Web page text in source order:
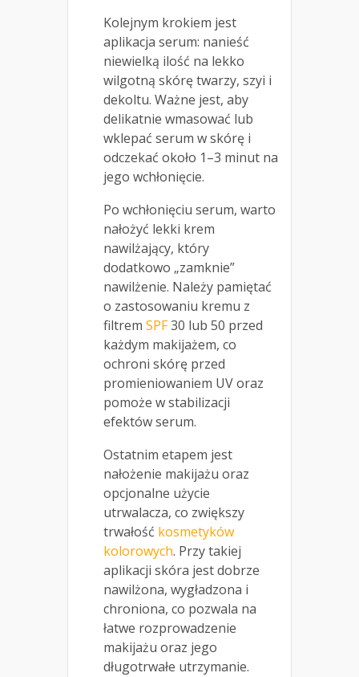
Kolejnym krokiem jest
aplikacja serum: nanieść
niewielką ilość na lekko
wilgotną skórę twarzy, szyi i
dekoltu. Ważne jest, aby
delikatnie wmasować lub
wklepać serum w skórę i
odczekać około 1–3 minut na
jego wchłonięcie.
Po wchłonięciu serum, warto
nałożyć lekki krem
nawilżający, który
dodatkowo „zamknie”
nawilżenie. Należy pamiętać
o zastosowaniu kremu z
filtrem SPF30 lub 50 przed
każdym makijażem, co
ochroni skórę przed
promieniowaniem UV oraz
pomoże w stabilizacji
efektów serum.
Ostatnim etapem jest
nałożenie makijażu oraz
opcjonalne użycie
utrwalacza, co zwiększy
trwałość kosmetyków
kolorowych. Przy takiej
aplikacji skóra jest dobrze
nawilżona, wygładzona i
chroniona, co pozwala na
łatwe rozprowadzenie
makijażu oraz jego
długotrwałe utrzymanie.